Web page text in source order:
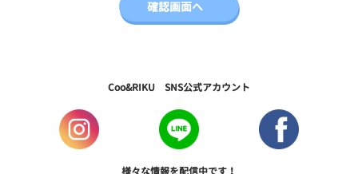
Coo&RIKU SNS公式アカウント
様々な情報を配信中です！